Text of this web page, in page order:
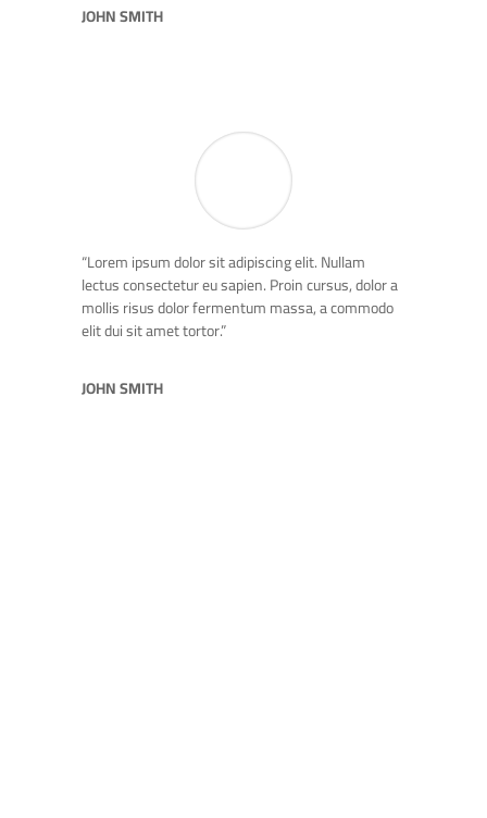
JOHN SMITH
“Lorem ipsum dolor sit adipiscing elit. Nullam
lectus consectetur eu sapien. Proin cursus, dolor a
mollis risus dolor fermentum massa, a commodo
elit dui sit amet tortor.”
JOHN SMITH